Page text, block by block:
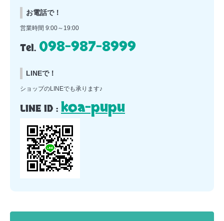
お電話で！
営業時間 9:00～19:00
Tel. 098-987-8999
LINEで！
ショップのLINEでも承ります♪
LINE ID : koa-pupu